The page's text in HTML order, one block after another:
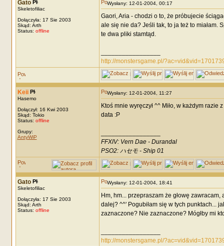
Gato
Skeletofiliac
Dołączyła: 17 Sie 2003
Skąd: Arth
Status: offline
Wysłany: 12-01-2004, 00:17
Gaori, Aria - chodzi o to, że próbujecie
ale się nie da? Jeśli tak, to ja też to miałam.
te dwa pliki stamtąd.
http://monstersgame.pl/
Keii
Hasemo
Dołączył: 16 Kwi 2003
Skąd: Tokio
Status: offline
Grupy:
AntyWiP
Wysłany: 12-01-2004, 11:27
Ktoś mnie wyręczył ^^ Miło, w każdym
data :P
FFXIV: Vern Dae - Durandal
PSO2: ハセモ - Ship 01
Gato
Skeletofiliac
Dołączyła: 17 Sie 2003
Skąd: Arth
Status: offline
Wysłany: 12-01-2004, 18:41
Hm, hm... przepraszam że głowę
dalej? ^^' Pogubiłam się w tych punktach...
zaznaczone? Nie zaznaczone? Mógłby mi
http://monstersgame.pl/